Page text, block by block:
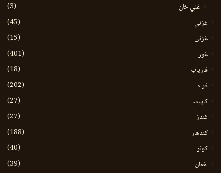
غني خان
(3)
غزني
(45)
غزنی
(15)
غور
(401)
فاریاب
(18)
فراه
(202)
کاپیسا
(27)
کندز
(27)
کندهار
(188)
کونړ
(40)
لغمان
(39)